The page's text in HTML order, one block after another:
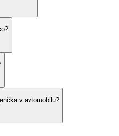
v avtomobilu?